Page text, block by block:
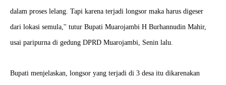
dalam proses lelang. Tapi karena terjadi longsor maka harus digeser
dari lokasi semula,'' tutur Bupati Muarojambi H Burhannudin Mahir,
usai paripurna di gedung DPRD Muarojambi, Senin lalu.
Bupati menjelaskan, longsor yang terjadi di 3 desa itu dikarenakan